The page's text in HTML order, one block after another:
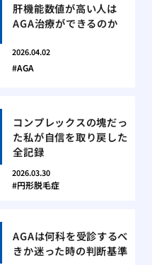
肝機能数値が高い人は
AGA治療ができるのか
2026.04.02
AGA
コンプレックスの塊だっ
た私が自信を取り戻した
全記録
2026.03.30
円形脱毛症
AGAは何科を受診するべ
きか迷った時の判断基準